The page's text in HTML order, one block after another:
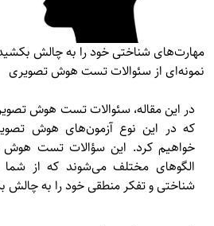
مهارت‌های شناختی خود را به چالش
نمونه‌ای از سئوالات تست هوش تصویری
در این مقاله، سئوالات تست هوش
که در این نوع آزمون‌های هوش
خواهیم کرد. این سؤالات تست هوش
الگوهای مختلف می‌شوند که از شما
شناختی و تفکر منطقی خود را به چالش